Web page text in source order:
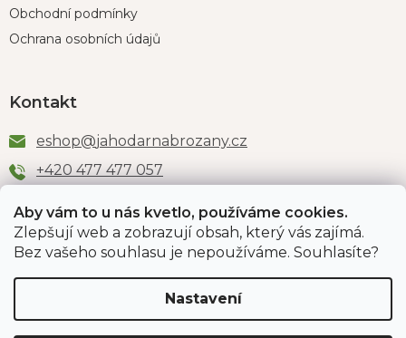
Aby vám to u nás kvetlo, používáme cookies.
Zlepšují web a zobrazují obsah, který vás zajímá.
Bez vašeho souhlasu je nepoužíváme. Souhlasíte?
Nastavení
Obchodní podmínky
Ochrana osobních údajů
Kontakt
eshop@jahodarnabrozany.cz
+420 477 477 057
Odběr newsletteru